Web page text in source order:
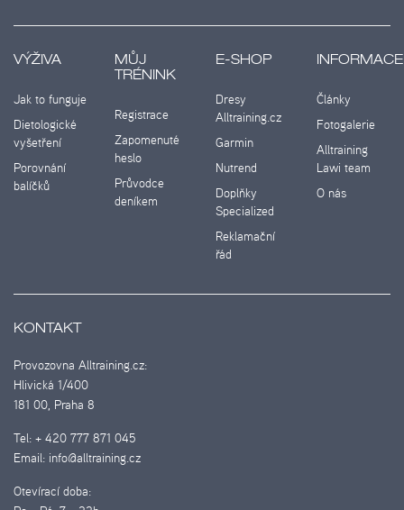
VÝŽIVA
Jak to funguje
Dietologické
vyšetření
Porovnání
balíčků
MŮJ
TRÉNINK
Registrace
Zapomenuté
heslo
Průvodce
deníkem
E-SHOP
Dresy
Alltraining.cz
Garmin
Nutrend
Doplňky
Specialized
Reklamační
řád
INFORMACE
Články
Fotogalerie
Alltraining
Lawi team
O nás
KONTAKT
Provozovna Alltraining.cz:
Hlivická 1/400
181 00, Praha 8
Tel: + 420 777 871 045
Email: info@alltraining.cz
Otevírací doba: